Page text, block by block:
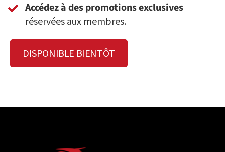
Accédez à des promotions exclusives
réservées aux membres.
DISPONIBLE BIENTÔT